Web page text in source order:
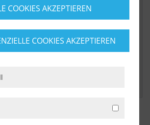
weg brechen!
COOKIES AKZEPTIEREN
COOKIES AKZEPTIEREN